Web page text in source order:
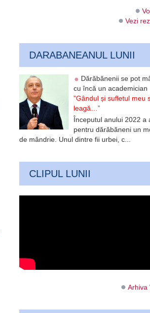
Vezi
DARABANEANUL LUNII
Dărăbănenii se pot
cu încă un academician
”Gândul și sufletul meu
leagă…”
Începutul anului 2022 a
pentru dărăbăneni un
de mândrie. Unul dintre fii urbei, c...
CLIPUL LUNII
Arhiva